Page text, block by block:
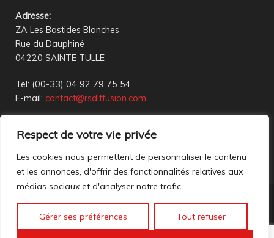
Respect de votre vie privée
Les cookies nous permettent de personnaliser le contenu
et les annonces, d'offrir des fonctionnalités relatives aux
médias sociaux et d'analyser notre trafic.
Gérer ses préférences Tout refuser
Adresse:
ZA Les Bastides Blanches
Rue du Dauphiné
04220 SAINTE TULLE
Tel: (00-33) 04 92 79 75 54
E-mail: contact@rsdiffusion.com
18h00
Réception en magasin sur rendez-vous uniquement
Nous contacter
Mentions légales